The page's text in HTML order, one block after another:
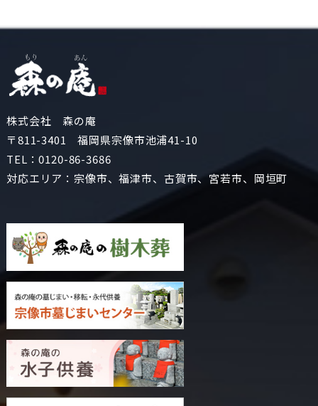
株式会社 森の庵
〒811-3401 福岡県宗像市池浦41-10
TEL：0120-86-3686
対応エリア：宗像市、福津市、古賀市、宮若市、岡垣町